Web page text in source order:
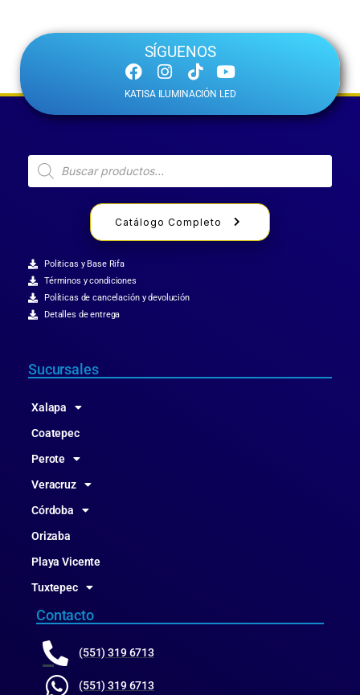
SÍGUENOS
KATISA ILUMINACIÓN LED
Catálogo Completo
Politicas y Base Rifa
Términos y condiciones
Políticas de cancelación y devolución
Detalles de entrega
Sucursales
Xalapa
Coatepec
Perote
Veracruz
Córdoba
Orizaba
Playa Vicente
Tuxtepec
Contacto
(551) 319 6713
(551) 319 6713